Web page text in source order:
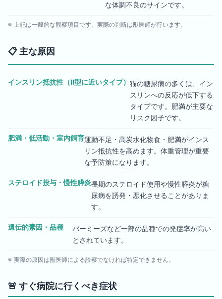
な体調不良のサインです。
※ 上記は一般的な観察項目です。実際の判断は獣医師が行います。
📋 主な原因
インスリン抵抗性（II型に近いタイプ） 猫の糖尿病の多くは、イン
スリンへの反応が低下する
タイプです。肥満が主要な
リスク因子です。
肥満・低活動・室内飼育運動不足・高炭水化物食・肥満がインス
リン抵抗性を高めます。体重管理が重要
な予防策になります。
ステロイド投与・慢性膵炎長期のステロイド使用や慢性膵炎が糖
尿病を誘発・悪化させることがありま
す。
遺伝的素因・品種
バーミーズなど一部の品種での発症率が高い
とされています。
※ 実際の原因は獣医師による診察でなければ特定できません。
🚨 すぐ病院に行くべき症状